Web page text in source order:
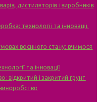
дистиляторів і виробників
технології та інновації.
воєнного стану: вчимося
та інновації
відкритий і закритий ґрунт